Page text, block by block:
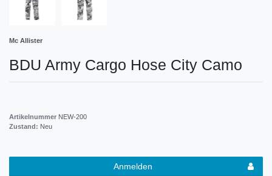
Mc Allister
BDU Army Cargo Hose City Camo
Artikelnummer NEW-200
Zustand: Neu
Anmelden